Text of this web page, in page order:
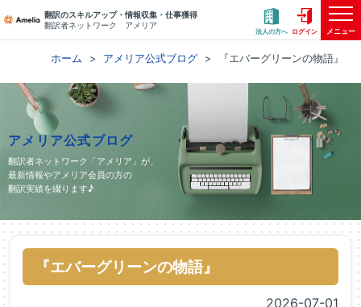
翻訳のスキルアップ・情報収集・仕事獲得
翻訳者ネットワーク アメリア
法人の方へ ログイン メニュー
ホーム アメリア公式ブログ 『エバーグリーンの物語』
アメリア公式ブログ
翻訳者ネットワーク「アメリア」が、
最新情報やアメリア会員の方の
翻訳実績を綴ります♪
『エバーグリーンの物語』
2026-07-01